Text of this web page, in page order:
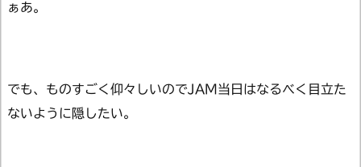
ぁあ。
でも、ものすごく仰々しいのでJAM当日はなるべく目立た
ないように隠したい。